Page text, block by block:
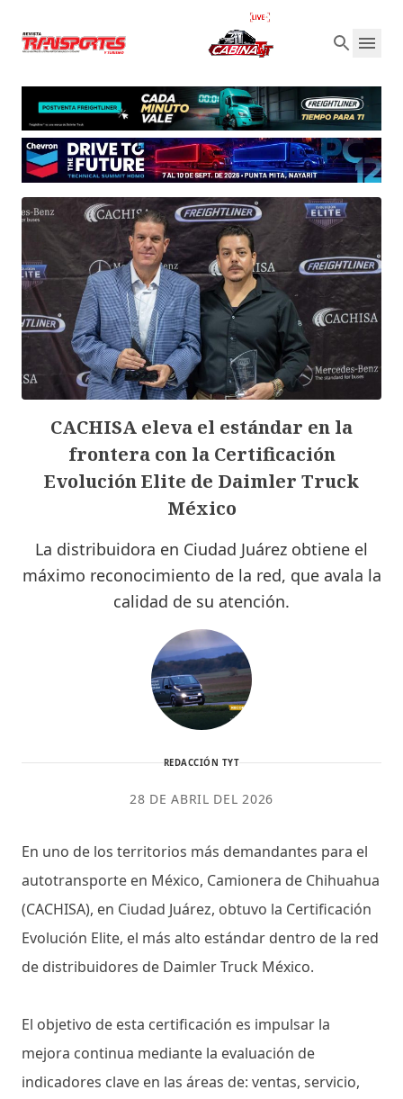
CACHISA eleva el estándar en la
frontera con la Certificación
Evolución Elite de Daimler Truck
México
La distribuidora en Ciudad Juárez obtiene el
máximo reconocimiento de la red, que avala la
calidad de su atención.
REDACCIÓN TYT
28 DE ABRIL DEL 2026
En uno de los territorios más demandantes para el
autotransporte en México, Camionera de Chihuahua
(CACHISA), en Ciudad Juárez, obtuvo la Certificación
Evolución Elite, el más alto estándar dentro de la red
de distribuidores de Daimler Truck México.
El objetivo de esta certificación es impulsar la
mejora continua mediante la evaluación de
indicadores clave en las áreas de: ventas, servicio,